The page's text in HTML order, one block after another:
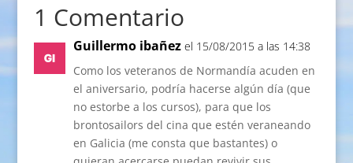
1 Comentario
Guillermo ibañez el 15/08/2015 a las 14:38
Como los veteranos de Normandía acuden en
el aniversario, podría hacerse algún día (que
no estorbe a los cursos), para que los
brontosailors del cina que estén veraneando
en Galicia (me consta que bastantes) o